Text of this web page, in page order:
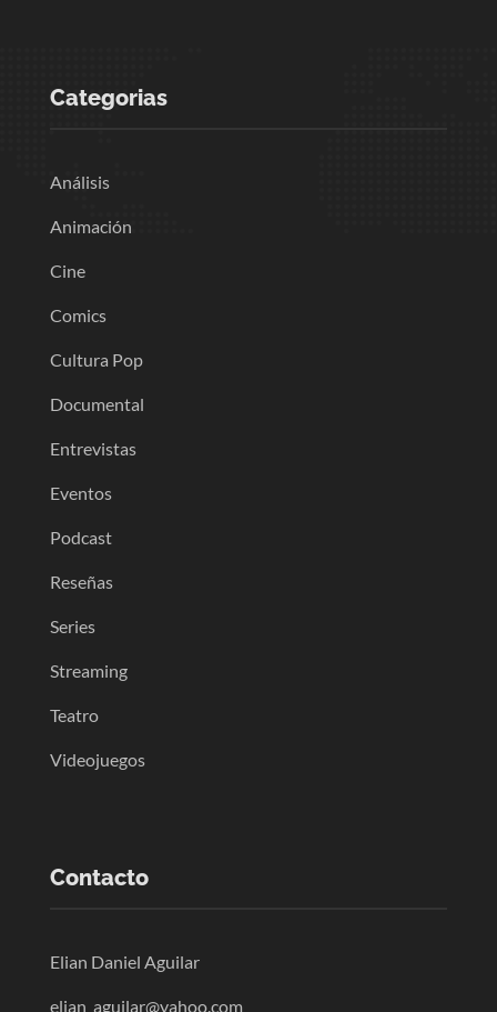
Categorias
Análisis
Animación
Cine
Comics
Cultura Pop
Documental
Entrevistas
Eventos
Podcast
Reseñas
Series
Streaming
Teatro
Videojuegos
Contacto
Elian Daniel Aguilar
elian_aguilar@yahoo.com